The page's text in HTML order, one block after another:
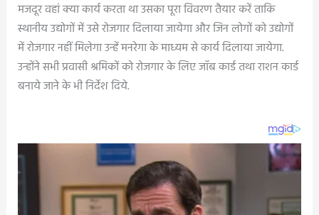
मजदूर वहां क्या कार्य करता था उसका पूरा विवरण तैयार करें ताकि
स्थानीय उद्योगों में उसे रोजगार दिलाया जायेगा और जिन लोगों को उद्योगों
में रोजगार नहीं मिलेगा उन्हें मनरेगा के माध्यम से कार्य दिलाया जायेगा.
उन्होंने सभी प्रवासी श्रमिकों को रोजगार के लिए जॉब कार्ड तथा राशन कार्ड
बनाये जाने के भी निर्देश दिये.